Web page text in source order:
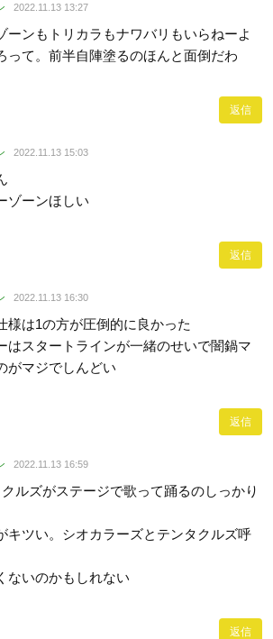
2022.11.13 13:27
ーンもトリカラもナワバリもいらねーよ
って。前半自陣塗るのほんと面倒だわ
返信
2022.11.13 15:03
ゾーンほしい
返信
2022.11.13 16:30
様は1の方が圧倒的に良かった
はスタートラインが一緒のせいで闇鍋マ
がマジでしんどい
返信
2022.11.13 16:59
ルズがステージで歌って踊るのしっかり
キツい。シオカラーズとテンタクルズ呼
ないのかもしれない
返信